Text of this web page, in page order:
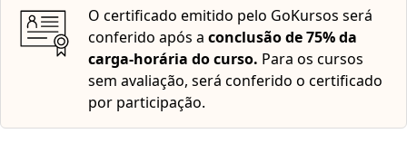
após a compra.O certificado emitido pelo GoKursos será
conferido após a conclusão de 75% da
carga-horária do curso. Para os cursos
sem avaliação, será conferido o certificado
por participação.